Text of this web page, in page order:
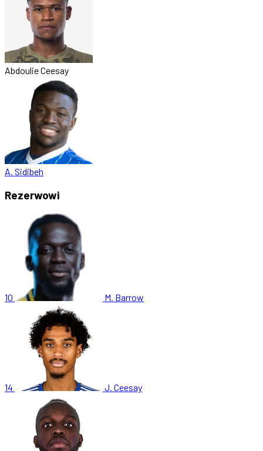
Abdoulie Ceesay
A. Sidibeh
Rezerwowi
10 M. Barrow
14 J. Ceesay